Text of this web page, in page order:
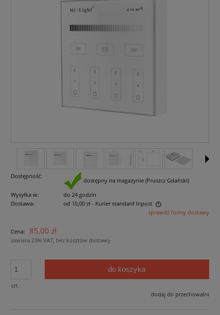
Dostępność:
dostępny na magazynie (Pruszcz Gdański)
Wysyłka w:
do 24 godzin
Dostawa:
od 10,00 zł - Kurier standard Inpost
Cena nie zawiera ewentualnych kosztów płatnościsprawdź formy dostawy
Cena: 85,00 zł
zawiera 23% VAT, bez kosztów dostawy
szt.
do koszyka
dodaj do przechowalni